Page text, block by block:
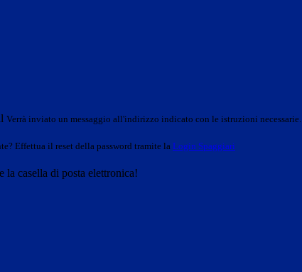
Verrà inviato un messaggio all'indirizzo indicato con le istruzioni necessarie.
Effettua il reset della password tramite la Login Spaggiari
casella di posta elettronica!